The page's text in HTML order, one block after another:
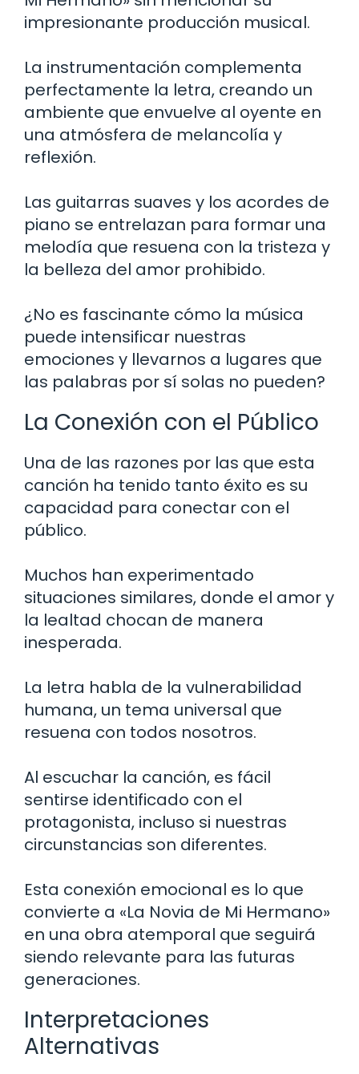
impresionante producción musical.
La instrumentación complementa
perfectamente la letra, creando un
ambiente que envuelve al oyente en
una atmósfera de melancolía y
reflexión.
Las guitarras suaves y los acordes de
piano se entrelazan para formar una
melodía que resuena con la tristeza y
la belleza del amor prohibido.
¿No es fascinante cómo la música
puede intensificar nuestras
emociones y llevarnos a lugares que
las palabras por sí solas no pueden?
La Conexión con el Público
Una de las razones por las que esta
canción ha tenido tanto éxito es su
capacidad para conectar con el
público.
Muchos han experimentado
situaciones similares, donde el amor y
la lealtad chocan de manera
inesperada.
La letra habla de la vulnerabilidad
humana, un tema universal que
resuena con todos nosotros.
Al escuchar la canción, es fácil
sentirse identificado con el
protagonista, incluso si nuestras
circunstancias son diferentes.
Esta conexión emocional es lo que
convierte a «La Novia de Mi Hermano»
en una obra atemporal que seguirá
siendo relevante para las futuras
generaciones.
Interpretaciones
Alternativas